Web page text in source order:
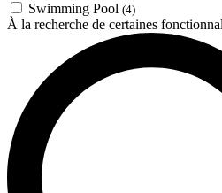
Swimming Pool (4)
À la recherche de certaines